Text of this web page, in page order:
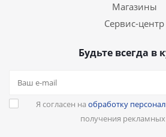
Магазины
Сервис-центр
Будьте всегда в
Я согласен на обработку
получения